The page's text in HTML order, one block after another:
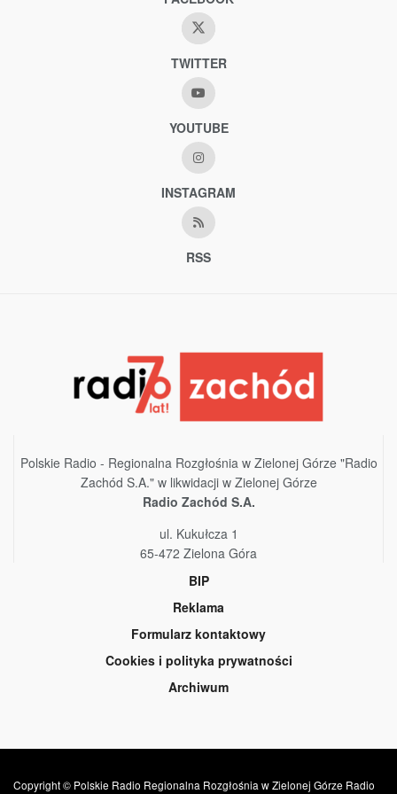
TWITTER
YOUTUBE
INSTAGRAM
RSS
Polskie Radio - Regionalna Rozgłośnia w Zielonej Górze "Radio
Zachód S.A." w likwidacji w Zielonej Górze
Radio Zachód S.A.
ul. Kukułcza 1
65-472 Zielona Góra
BIP
Reklama
Formularz kontaktowy
Cookies i polityka prywatności
Archiwum
Copyright © Polskie Radio Regionalna Rozgłośnia w Zielonej Górze Radio